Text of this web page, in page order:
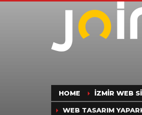
HOME İZMIR WEB
WEB TASARIM